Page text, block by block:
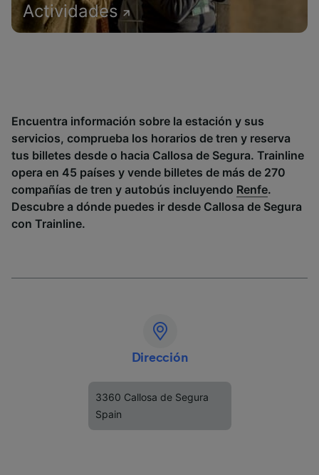
Actividades
Encuentra información sobre la estación y sus
servicios, comprueba los horarios de tren y reserva
tus billetes desde o hacia Callosa de Segura. Trainline
opera en 45 países y vende billetes de más de 270
compañías de tren y autobús incluyendo Renfe.
Descubre a dónde puedes ir desde Callosa de Segura
con Trainline.
Dirección
3360 Callosa de Segura
Spain